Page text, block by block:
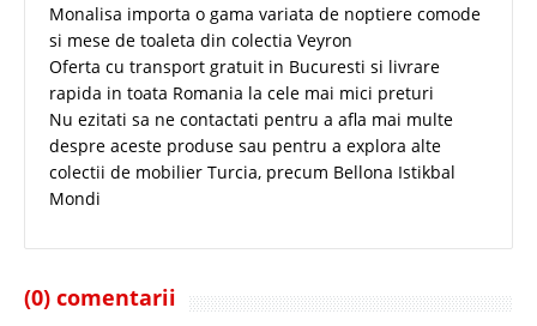
Monalisa importa o gama variata de noptiere comode
si mese de toaleta din colectia Veyron
Oferta cu transport gratuit in Bucuresti si livrare
rapida in toata Romania la cele mai mici preturi
Nu ezitati sa ne contactati pentru a afla mai multe
despre aceste produse sau pentru a explora alte
colectii de mobilier Turcia, precum Bellona Istikbal
Mondi
(0) comentarii